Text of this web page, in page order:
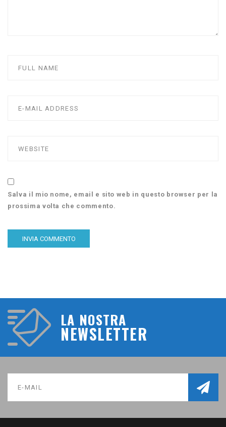
Salva il mio nome, email e sito web in questo browser per la
prossima volta che commento.
LA NOSTRA
NEWSLETTER